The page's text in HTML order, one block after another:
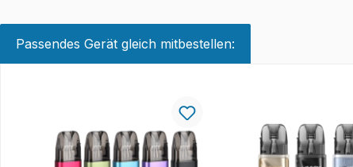
Passendes Gerät gleich mitbestellen: